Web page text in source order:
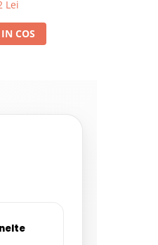
Lei
COS